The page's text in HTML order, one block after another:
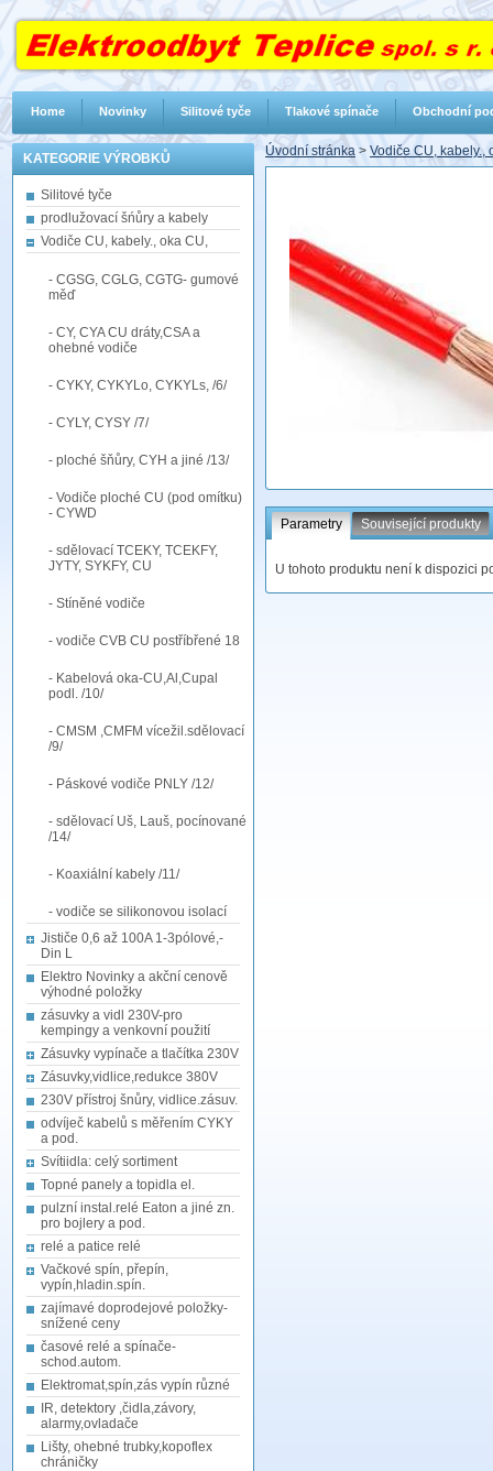
KATEGORIE VÝROBKŮ
Silitové tyče
prodlužovací šńůry a kabely
Vodiče CU, kabely., oka CU,
- CGSG, CGLG, CGTG- gumové
měď
- CY, CYA CU dráty,CSA a
ohebné vodiče
- CYKY, CYKYLo, CYKYLs, /6/
- CYLY, CYSY /7/
- ploché šňůry, CYH a jiné /13/
- Vodiče ploché CU (pod omítku)
- CYWD
- sdělovací TCEKY, TCEKFY,
JYTY, SYKFY, CU
- Stíněné vodiče
- vodiče CVB CU postříbřené 18
- Kabelová oka-CU,Al,Cupal
podl. /10/
- CMSM ,CMFM vícežil.sdělovací
/9/
- Páskové vodiče PNLY /12/
- sdělovací Uš, Lauš, pocínované
/14/
- Koaxiální kabely /11/
- vodiče se silikonovou isolací
Jističe 0,6 až 100A 1-3pólové,-
Din L
Elektro Novinky a akční cenově
výhodné položky
zásuvky a vidl 230V-pro
kempingy a venkovní použití
Zásuvky vypínače a tlačítka 230V
Zásuvky,vidlice,redukce 380V
230V přístroj šnůry, vidlice.zásuv.
odvíječ kabelů s měřením CYKY
a pod.
Svítiidla: celý sortiment
Topné panely a topidla el.
pulzní instal.relé Eaton a jiné zn.
pro bojlery a pod.
relé a patice relé
Vačkové spín, přepín,
vypín,hladin.spín.
zajímavé doprodejové položky-
snížené ceny
časové relé a spínače-
schod.autom.
Elektromat,spín,zás vypín různé
IR, detektory ,čidla,závory,
alarmy,ovladače
Lišty, ohebné trubky,kopoflex
chráničky
Úvodní stránka > Vodiče CU, kabely.,
Parametry Související produkty
U tohoto produktu není k dispozici
Home Novinky Silitové tyče Tlakové spínače Obchodní